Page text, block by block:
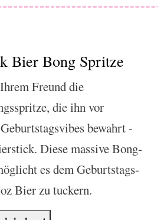
Bier Bong Spritze
Freund die
die ihn vor
bewahrt -
Diese massive Bong-
es dem Geburtstags-
Bier zu tuckern.